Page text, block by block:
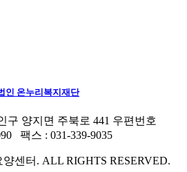
인 온누리복지재단
구 양지면 주북로 441 우편번호
팩스 : 031-339-9035
센터. ALL RIGHTS RESERVED.